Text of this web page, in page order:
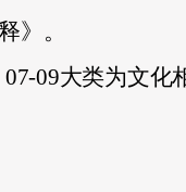
》。
07-09大类为文化